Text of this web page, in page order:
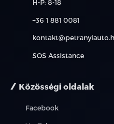
H-P: 8-18
+36 1 881 0081
SOS Assistance
Közösségi oldalak
Facebook